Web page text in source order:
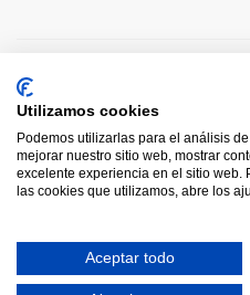
Utilizamos cookies
Podemos utilizarlas para el análisis
mejorar nuestro sitio web, mostrar
excelente experiencia en el sitio web.
las cookies que utilizamos, abre los
Aceptar todo